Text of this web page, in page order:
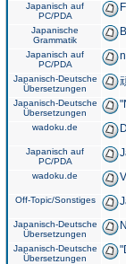
Japanisch auf
PC/PDA
Japanische
Grammatik
Japanisch auf
PC/PDA
Japanisch-Deutsche
Übersetzungen
Japanisch-Deutsche
Übersetzungen
wadoku.de
Japanisch auf
PC/PDA
wadoku.de
Off-Topic/Sonstiges
Japanisch-Deutsche
Übersetzungen
Japanisch-Deutsche
Übersetzungen